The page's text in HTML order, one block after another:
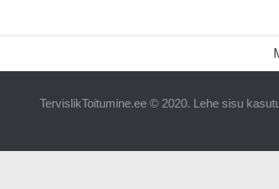
TervislikToitumine.ee © 2020. Lehe sisu